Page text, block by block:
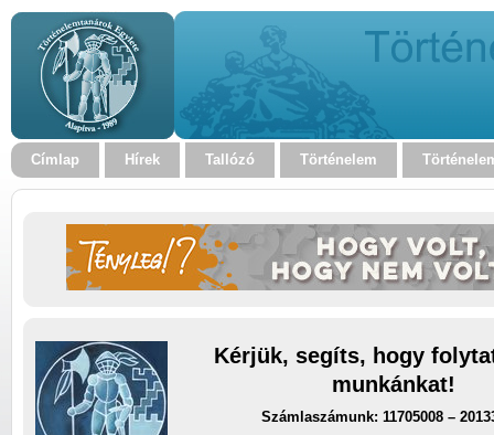
Címlap Hírek Tallózó Történelem
Kérjük, segíts, hogy
munkánkat!
Számlaszámunk: 11705008 –